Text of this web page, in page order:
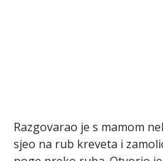
Razgovarao je s mamom
sjeo na rub kreveta i